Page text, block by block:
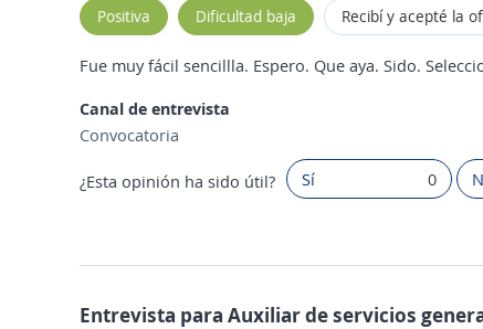
Positiva Dificultad baja Recibí y acepté la
Fue muy fácil sencillla. Espero. Que aya. Sido.
Canal de entrevista
Convocatoria
¿Esta opinión ha sido útil? Sí 0
Entrevista para Auxiliar de servicios